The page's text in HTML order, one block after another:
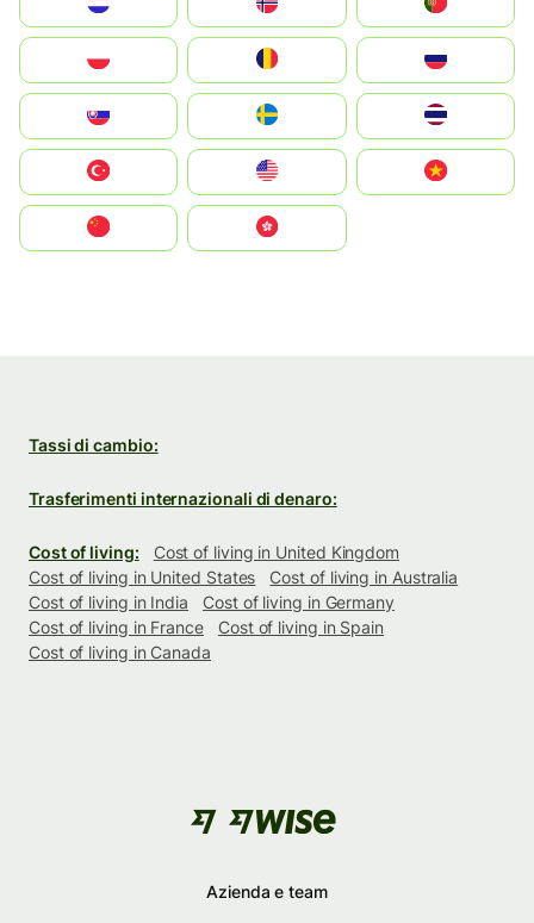
United States
中國香港特別行政區
Tassi di cambio:
Trasferimenti internazionali di denaro:
Cost of living:
Cost of living in United Kingdom
Cost of living in United States
Cost of living in Australia
Cost of living in India
Cost of living in Germany
Cost of living in France
Cost of living in Spain
Cost of living in Canada
Azienda e team